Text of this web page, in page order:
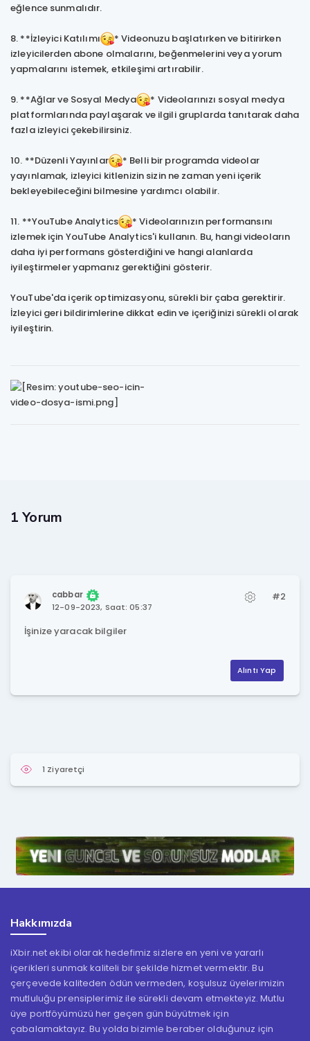
eğlence sunmalıdır.
8. **İzleyici Katılımı
* Videonuzu başlatırken ve bitirirken
izleyicilerden abone olmalarını, beğenmelerini veya yorum
yapmalarını istemek, etkileşimi artırabilir.
9. **Ağlar ve Sosyal Medya
* Videolarınızı sosyal medya
platformlarında paylaşarak ve ilgili gruplarda tanıtarak daha
fazla izleyici çekebilirsiniz.
10. **Düzenli Yayınlar
* Belli bir programda videolar
yayınlamak, izleyici kitlenizin sizin ne zaman yeni içerik
bekleyebileceğini bilmesine yardımcı olabilir.
11. **YouTube Analytics
* Videolarınızın performansını
izlemek için YouTube Analytics'i kullanın. Bu, hangi videoların
daha iyi performans gösterdiğini ve hangi alanlarda
iyileştirmeler yapmanız gerektiğini gösterir.
YouTube'da içerik optimizasyonu, sürekli bir çaba gerektirir.
İzleyici geri bildirimlerine dikkat edin ve içeriğinizi sürekli olarak
iyileştirin.
1 Yorum
cabbar
12-09-2023, Saat: 05:37
#2
İşinize yaracak bilgiler
Alıntı Yap
1 Ziyaretçi
Hakkımızda
iXbir.net ekibi olarak hedefimiz sizlere en yeni ve yararlı
içerikleri sunmak kaliteli bir şekilde hizmet vermektir. Bu
çerçevede kaliteden ödün vermeden, koşulsuz üyelerimizin
mutluluğu prensiplerimiz ile sürekli devam etmekteyiz. Mutlu
üye portföyümüzü her geçen gün büyütmek için
çabalamaktayız. Bu yolda bizimle beraber olduğunuz için